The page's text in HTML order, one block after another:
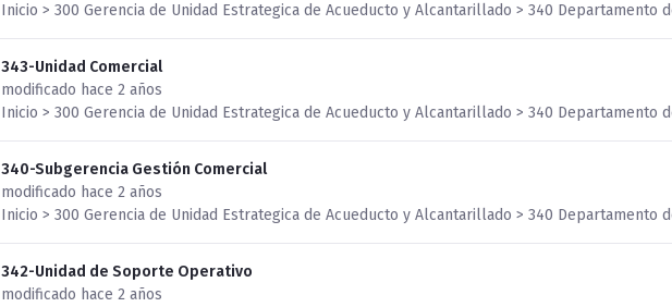
Inicio > 300 Gerencia de Unidad Estrategica de Acueducto y Alcantarillado > 340 Departamento
343-Unidad Comercial
modificado hace 2 años
Inicio > 300 Gerencia de Unidad Estrategica de Acueducto y Alcantarillado > 340 Departamento
340-Subgerencia Gestión Comercial
modificado hace 2 años
Inicio > 300 Gerencia de Unidad Estrategica de Acueducto y Alcantarillado > 340 Departamento
342-Unidad de Soporte Operativo
modificado hace 2 años